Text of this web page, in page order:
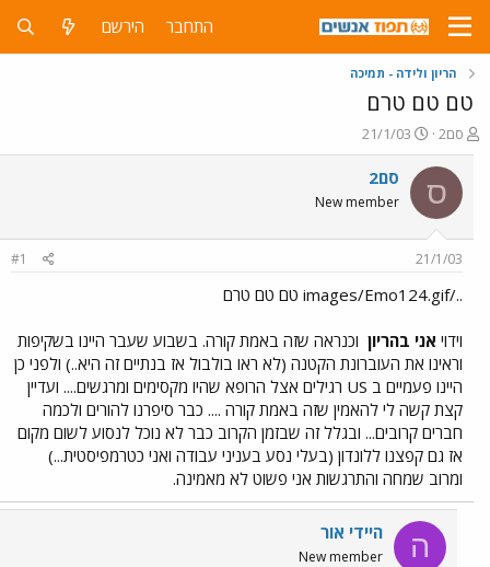
התחבר הירשם
הריון ולידה - תמיכה
טם טם טרם
פ
ו
ת
ח
ה
ש
סם2
פ
ו
ס
ר
21/1/03
ס סם2
New member
21/1/03
#1
../images/Emo124.gif טם טם טרם
וידוי אני בהריון וכנראה שזה באמת קורה. בשבוע שעבר היינו בשקיפות
וראינו את העוברונת הקטנה (לא ראו בולבול אז בנתיים זה היא..) ולפני כן
היינו פעמיים ב US רגילים אצל הרופא שהיו מקסימים ומרגשים.... ועדיין
קצת קשה לי להאמין שזה באמת קורה .... כבר סיפרנו להורים ולכמה
חברים קרובים... ובגלל זה שבזמן הקרוב כבר לא נוכל לנסוע לשום מקום
אז גם קפצנו ללונדון (בעלי נסע בעניני עבודה ואני כטרמפיסטית...)
ומרוב שמחה והתרגשות אני פשוט לא מאמינה.
ה היידי אור
New member